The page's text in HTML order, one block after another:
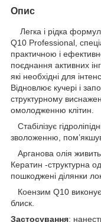
Опис
Легка і рідка
Q10 Professional,
практичною і
поєднання активних
які необхідні для
Відновлює кучері і
структурному
омолодженню клітин.
Стабілізує
зволоженню,
Арганова олія
Кератин -структурна
пошкоджені ділянки
Коензим Q10
блиск.
Застосування: